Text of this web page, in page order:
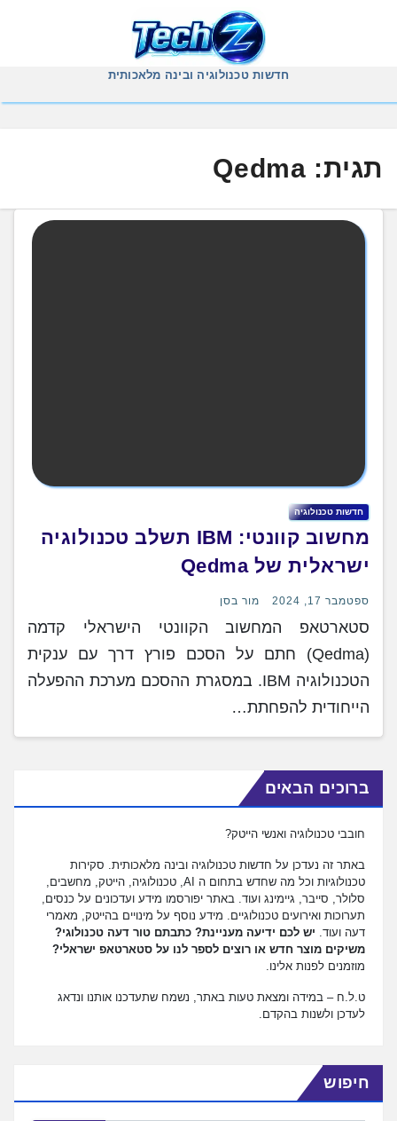
חדשות טכנולוגיה ובינה מלאכותית
תגית: Qedma
חדשות טכנולוגיה
מחשוב קוונטי: IBM תשלב טכנולוגיה
ישראלית של Qedma
ספטמבר 17, 2024 מור בסן
סטארטאפ המחשוב הקוונטי הישראלי קדמה
(Qedma) חתם על הסכם פורץ דרך עם ענקית
הטכנולוגיה IBM. במסגרת ההסכם מערכת ההפעלה
הייחודית להפחתת…
ברוכים הבאים
חובבי טכנולוגיה ואנשי הייטק?
באתר זה נעדכן על חדשות טכנולוגיה ובינה מלאכותית. סקירות
טכנולוגיות וכל מה שחדש בתחום ה AI, טכנולוגיה, הייטק, מחשבים,
סלולר, סייבר, גיימינג ועוד. באתר יפורסמו מידע ועדכונים על כנסים,
תערוכות ואירועים טכנולוגיים. מידע נוסף על מינויים בהייטק, מאמרי
דעה ועוד. יש לכם ידיעה מעניינת? כתבתם טור דעה טכנולוגי?
משיקים מוצר חדש או רוצים לספר לנו על סטארטאפ ישראלי?
מוזמנים לפנות אלינו.
ט.ל.ח – במידה ומצאת טעות באתר, נשמח שתעדכנו אותנו ונדאג
לעדכן ולשנות בהקדם.
חיפוש